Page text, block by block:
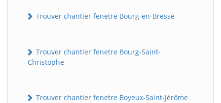
Trouver chantier fenetre Bourg-en-Bresse
Trouver chantier fenetre Bourg-Saint-
Christophe
Trouver chantier fenetre Boyeux-Saint-Jérôme